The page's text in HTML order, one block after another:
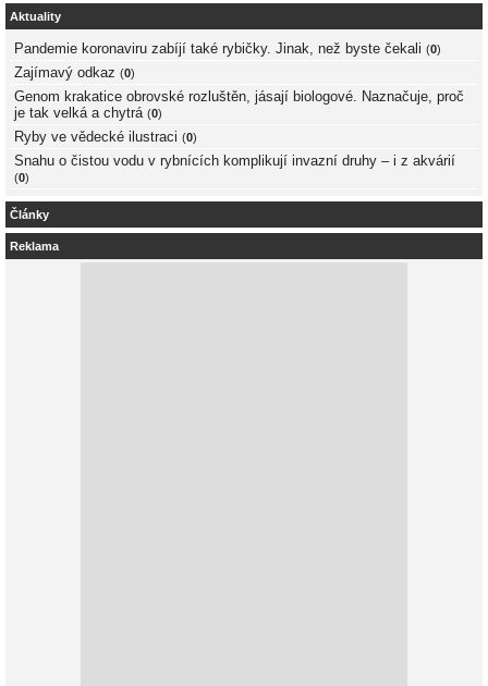
Aktuality
Pandemie koronaviru zabíjí také rybičky. Jinak, než byste čekali (0)
Zajímavý odkaz (0)
Genom krakatice obrovské rozluštěn, jásají biologové. Naznačuje, proč
je tak velká a chytrá (0)
Ryby ve vědecké ilustraci (0)
Snahu o čistou vodu v rybnících komplikují invazní druhy – i z akvárií
(0)
Články
Reklama